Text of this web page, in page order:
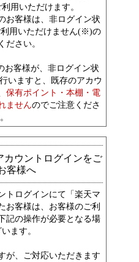
用いただけます。
お客様は、非ログイン状
用いただけません(※)の
ださい。
客様が、非ログイン状
いますと、既存のアカウ
保有ポイント・本棚・電
ませんのでご注意くださ
カウントログインをご
客様へ
トログインにて「楽天マ
お客様は、お客様のご利
記の操作が必要となる場
ます。
が、ご対応いただきます